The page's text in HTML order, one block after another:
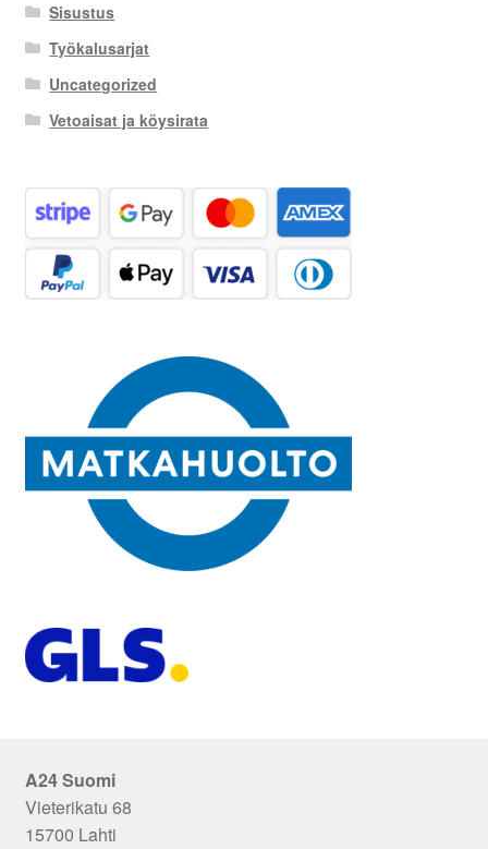
Sisustus
Työkalusarjat
Uncategorized
Vetoaisat ja köysirata
A24 Suomi
Vieterikatu 68
15700 Lahti